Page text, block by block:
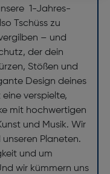
1-Jahres-
Tschüss zu
– und
der dein
Stößen und
Design deines
eine verspielte,
mit hochwertigen
und Musik. Wir
Planeten.
und um
wir kümmern uns